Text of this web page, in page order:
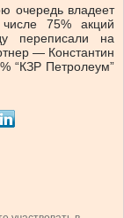
очередь владеет
75% акций
переписали на
— Константин
“КЗР Петролеум”